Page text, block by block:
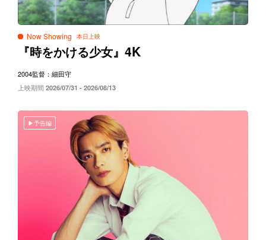
Now Showing
『時をかける少女』 4K
2004監督：細田守
上映期間 2026/07/31 - 2026/08/13
予告編